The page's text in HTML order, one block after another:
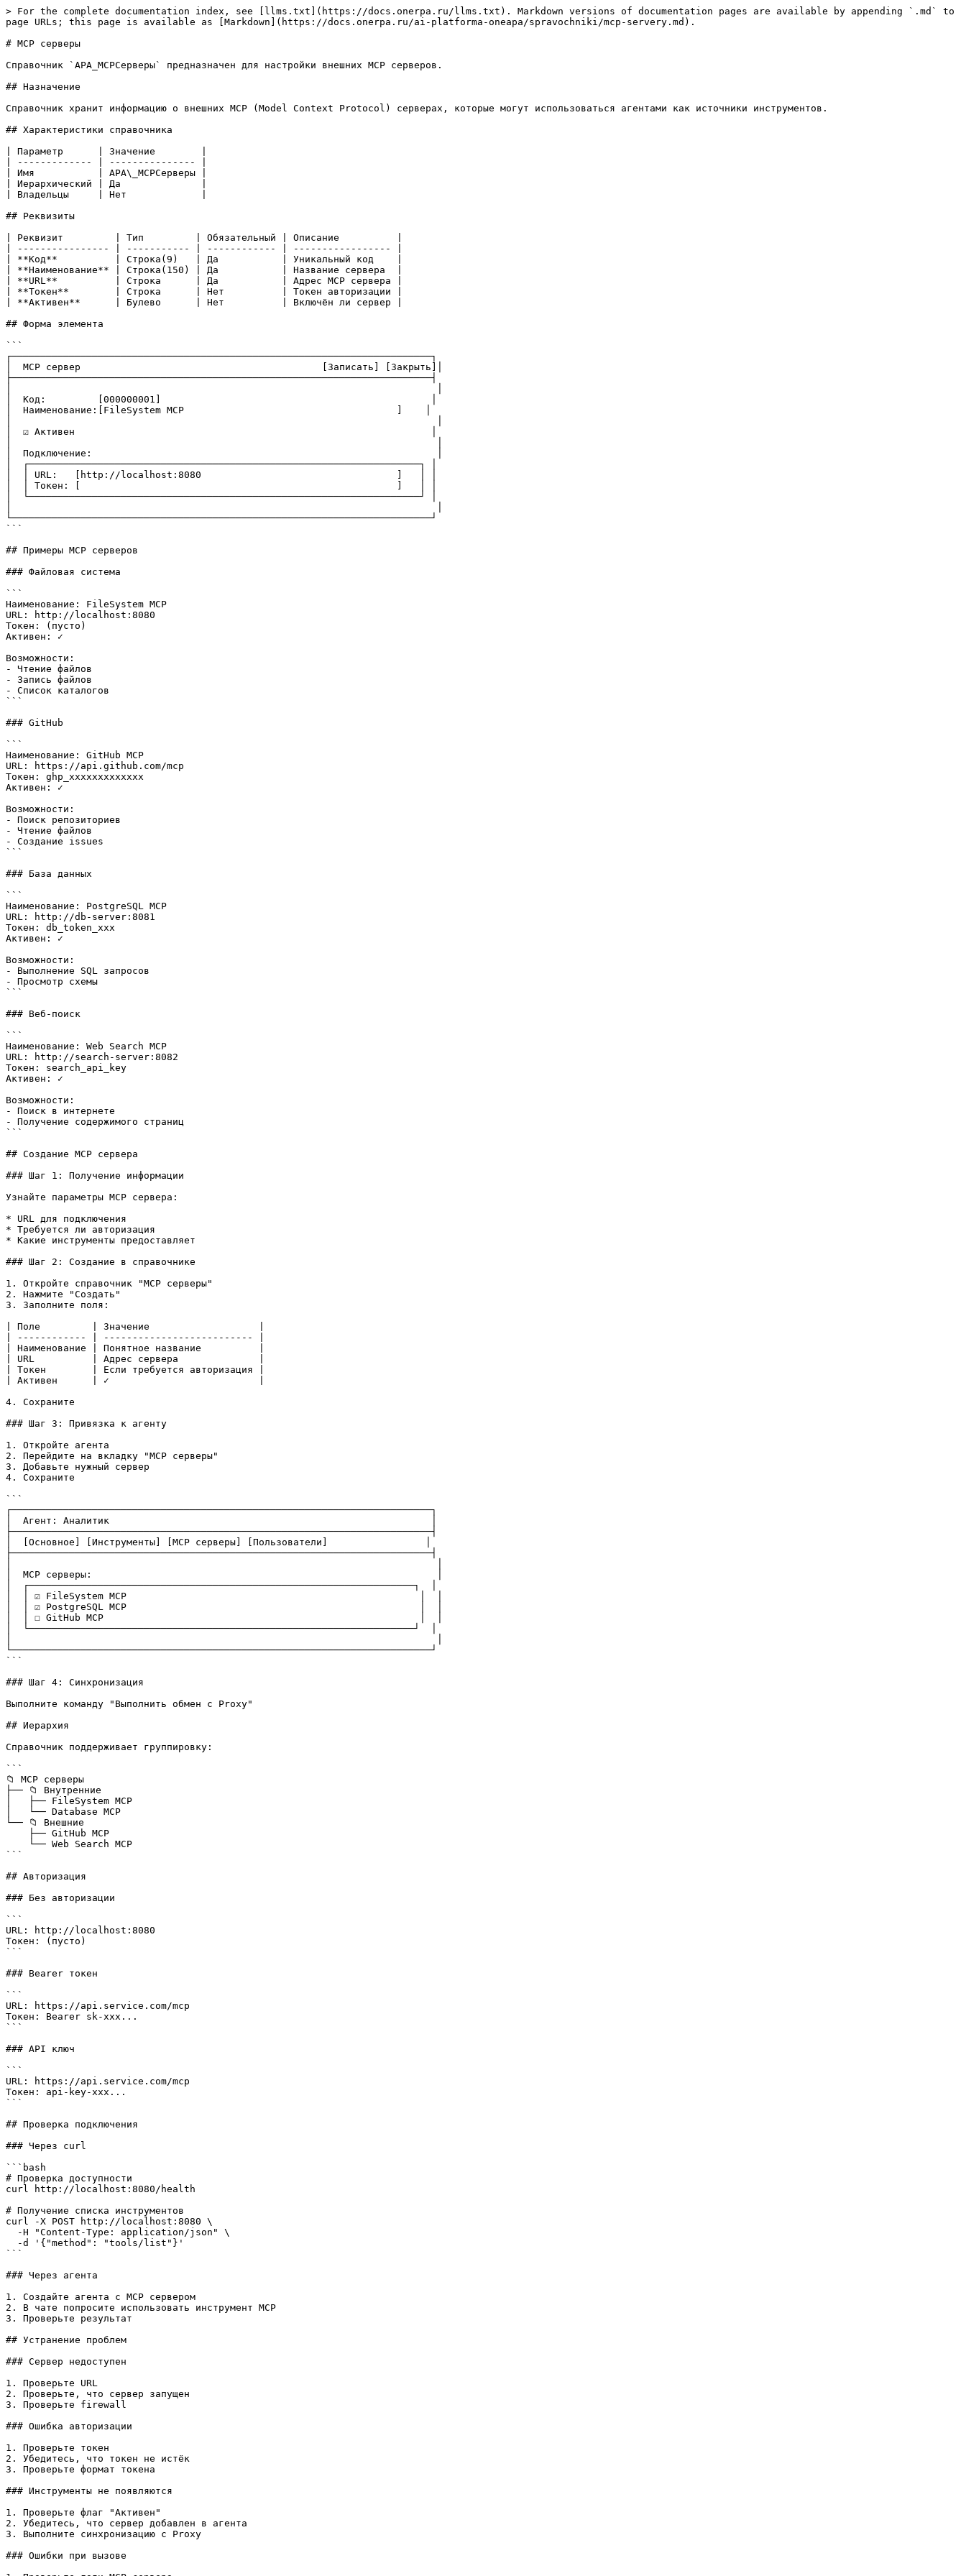
> For the complete documentation index, see [llms.txt](https://docs.onerpa.ru/llms.txt). Markdown versions of documentation pages are available by appending `.md` to
page URLs; this page is available as [Markdown](https://docs.onerpa.ru/ai-platforma-oneapa/spravochniki/mcp-servery.md).
# MCP серверы
Справочник `APA_MCPСерверы` предназначен для настройки внешних MCP серверов.
## Назначение
Справочник хранит информацию о внешних MCP (Model Context Protocol) серверах, которые могут использоваться агентами как источники инструментов.
## Характеристики справочника
| Параметр      | Значение        |
| ------------- | --------------- |
| Имя           | APA\_MCPСерверы |
| Иерархический | Да              |
| Владельцы     | Нет             |
## Реквизиты
| Реквизит         | Тип         | Обязательный | Описание          |
| ---------------- | ----------- | ------------ | ----------------- |
| **Код**          | Строка(9)   | Да           | Уникальный код    |
| **Наименование** | Строка(150) | Да           | Название сервера  |
| **URL**          | Строка      | Да           | Адрес MCP сервера |
| **Токен**        | Строка      | Нет          | Токен авторизации |
| **Активен**      | Булево      | Нет          | Включён ли сервер |
## Форма элемента
```
┌─────────────────────────────────────────────────────────────────────────┐
│  MCP сервер                                          [Записать] [Закрыть]│
├─────────────────────────────────────────────────────────────────────────┤
│  Код:         [000000001]                                               │
│  Наименование:[FileSystem MCP                                     ]    │
│  ☑ Активен                                                              │
│  Подключение:                                                            │
│  ┌────────────────────────────────────────────────────────────────────┐ │
│  │ URL:   [http://localhost:8080                                  ]   │ │
│  │ Токен: [                                                       ]   │ │
│  └────────────────────────────────────────────────────────────────────┘ │
└─────────────────────────────────────────────────────────────────────────┘
```
## Примеры MCP серверов
### Файловая система
```
Наименование: FileSystem MCP
URL: http://localhost:8080
Токен: (пусто)
Активен: ✓
Возможности:
- Чтение файлов
- Запись файлов
- Список каталогов
```
### GitHub
```
Наименование: GitHub MCP
URL: https://api.github.com/mcp
Токен: ghp_xxxxxxxxxxxxx
Активен: ✓
Возможности:
- Поиск репозиториев
- Чтение файлов
- Создание issues
```
### База данных
```
Наименование: PostgreSQL MCP
URL: http://db-server:8081
Токен: db_token_xxx
Активен: ✓
Возможности:
- Выполнение SQL запросов
- Просмотр схемы
```
### Веб-поиск
```
Наименование: Web Search MCP
URL: http://search-server:8082
Токен: search_api_key
Активен: ✓
Возможности:
- Поиск в интернете
- Получение содержимого страниц
```
## Создание MCP сервера
### Шаг 1: Получение информации
Узнайте параметры MCP сервера:
* URL для подключения
* Требуется ли авторизация
* Какие инструменты предоставляет
### Шаг 2: Создание в справочнике
1. Откройте справочник "MCP серверы"
2. Нажмите "Создать"
3. Заполните поля:
| Поле         | Значение                   |
| ------------ | -------------------------- |
| Наименование | Понятное название          |
| URL          | Адрес сервера              |
| Токен        | Если требуется авторизация |
| Активен      | ✓                          |
4. Сохраните
### Шаг 3: Привязка к агенту
1. Откройте агента
2. Перейдите на вкладку "MCP серверы"
3. Добавьте нужный сервер
4. Сохраните
```
┌─────────────────────────────────────────────────────────────────────────┐
│  Агент: Аналитик                                                        │
├─────────────────────────────────────────────────────────────────────────┤
│  [Основное] [Инструменты] [MCP серверы] [Пользователи]                 │
├─────────────────────────────────────────────────────────────────────────┤
│  MCP серверы:                                                            │
│  ┌───────────────────────────────────────────────────────────────────┐  │
│  │ ☑ FileSystem MCP                                                   │  │
│  │ ☑ PostgreSQL MCP                                                   │  │
│  │ ☐ GitHub MCP                                                       │  │
│  └───────────────────────────────────────────────────────────────────┘  │
└─────────────────────────────────────────────────────────────────────────┘
```
### Шаг 4: Синхронизация
Выполните команду "Выполнить обмен с Proxy"
## Иерархия
Справочник поддерживает группировку:
```
📁 MCP серверы
├── 📁 Внутренние
│   ├── FileSystem MCP
│   └── Database MCP
└── 📁 Внешние
```
## Авторизация
### Без авторизации
```
URL: http://localhost:8080
Токен: (пусто)
```
### Bearer токен
```
URL: https://api.service.com/mcp
Токен: Bearer sk-xxx...
```
### API ключ
```
URL: https://api.service.com/mcp
Токен: api-key-xxx...
```
## Проверка подключения
### Через curl
```bash
# Проверка доступности
curl http://localhost:8080/health
# Получение списка инструментов
curl -X POST http://localhost:8080 \
```
### Через агента
1. Создайте агента с MCP сервером
2. В чате попросите использовать инструмент MCP
3. Проверьте результат
## Устранение проблем
### Сервер недоступен
1. Проверьте URL
2. Проверьте, что сервер запущен
3. Проверьте firewall
### Ошибка авторизации
1. Проверьте токен
2. Убедитесь, что токен не истёк
3. Проверьте формат токена
### Инструменты не появляются
1. Проверьте флаг "Активен"
2. Убедитесь, что сервер добавлен в агента
3. Выполните синхронизацию с Proxy
### Ошибки при вызове